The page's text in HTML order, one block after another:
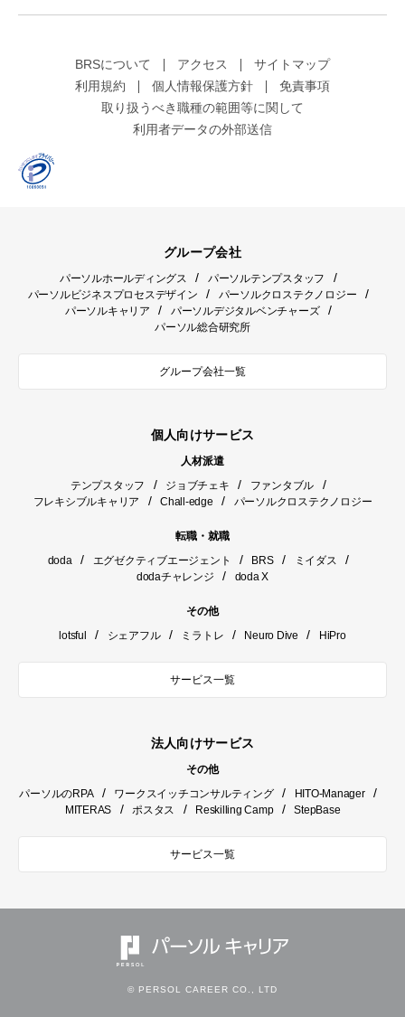
BRSについて アクセス
サイトマップ
利用規約
個人情報保護方針
免責事項
取り扱うべき職種の範囲等に関して
利用者データの外部送信
グループ会社
パーソルホールディングス / パーソルテンプスタッフ /
パーソルビジネスプロセスデザイン / パーソルクロステクノロジー /
パーソルキャリア / パーソルデジタルベンチャーズ /
パーソル総合研究所
グループ会社一覧
個人向けサービス
人材派遣
テンプスタッフ
/ ジョブチェキ / ファンタブル /
フレキシブルキャリア / Chall-edge / パーソルクロステクノロジー
転職・就職
doda
/ エグゼクティブエージェント / BRS / ミイダス /
dodaチャレンジ / doda X
その他
lotsful
/ シェアフル / ミラトレ / Neuro Dive / HiPro
サービス一覧
法人向けサービス
その他
パーソルのRPA
/ ワークスイッチコンサルティング / HITO-Manager /
MITERAS / ポスタス / Reskilling Camp / StepBase
サービス一覧
© PERSOL CAREER CO., LTD